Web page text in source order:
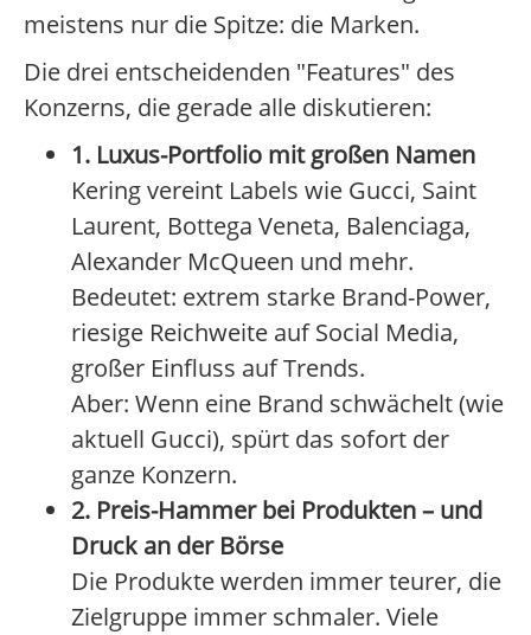
meistens nur die Spitze: die Marken.
Die drei entscheidenden "Features" des
Konzerns, die gerade alle diskutieren:
1. Luxus-Portfolio mit großen Namen
Kering vereint Labels wie Gucci, Saint
Laurent, Bottega Veneta, Balenciaga,
Alexander McQueen und mehr.
Bedeutet: extrem starke Brand-Power,
riesige Reichweite auf Social Media,
großer Einfluss auf Trends.
Aber: Wenn eine Brand schwächelt (wie
aktuell Gucci), spürt das sofort der
ganze Konzern.
2. Preis-Hammer bei Produkten – und
Druck an der Börse
Die Produkte werden immer teurer, die
Zielgruppe immer schmaler. Viele